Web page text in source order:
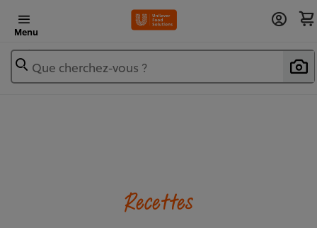
Menu
Que cherchez-vous ?
Recettes